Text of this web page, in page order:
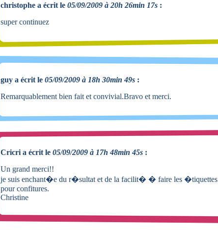
christophe a écrit le 05/09/2009 à 20h 26min 17s :
super continuez
guy a écrit le 05/09/2009 à 18h 30min 49s :
Remarquablement bien fait et convivial.Bravo et merci.
Cricri a écrit le 05/09/2009 à 17h 48min 45s :
Un grand merci!!
je suis enchant�e du r�sultat et de la facilit� � faire les �tiquettes
pour confitures.
Christine